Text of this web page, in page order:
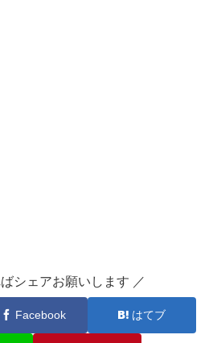
シェアお願いします ／
Facebook はてブ